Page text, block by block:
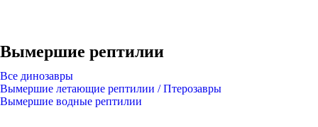
Вымершие рептилии
Все динозавры
Вымершие летающие рептилии / Птерозавры
Вымершие водные рептилии